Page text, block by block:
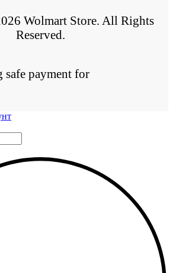
Wolmart Store. All Rights
Reserved.
safe payment for